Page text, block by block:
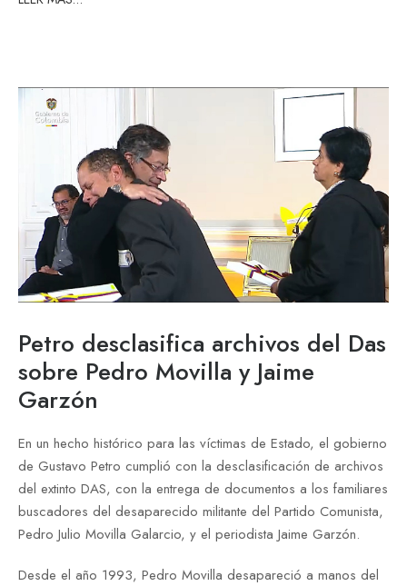
Petro desclasifica archivos del Das
sobre Pedro Movilla y Jaime
Garzón
En un hecho histórico para las víctimas de Estado, el gobierno
de Gustavo Petro cumplió con la desclasificación de archivos
del extinto DAS, con la entrega de documentos a los familiares
buscadores del desaparecido militante del Partido Comunista,
Pedro Julio Movilla Galarcio, y el periodista Jaime Garzón.
Desde el año 1993, Pedro Movilla desapareció a manos del